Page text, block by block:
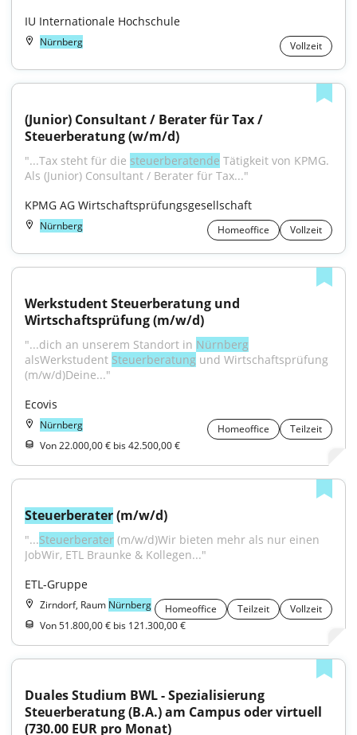
IU Internationale Hochschule
Nürnberg Vollzeit
(Junior) Consultant / Berater für Tax /
Steuerberatung (w/m/d)
"...Tax steht für die steuerberatende Tätigkeit von KPMG.
Als (Junior) Consultant / Berater für Tax..."
KPMG AG Wirtschaftsprüfungsgesellschaft
Nürnberg Homeoffice Vollzeit
Werkstudent Steuerberatung und
Wirtschaftsprüfung (m/w/d)
"...dich an unserem Standort in Nürnberg
alsWerkstudent Steuerberatung und Wirtschaftsprüfung
(m/w/d)Deine..."
Ecovis
Nürnberg Homeoffice
Teilzeit
Von 22.000,00 € bis 42.500,00 €
Steuerberater (m/w/d)
"...Steuerberater (m/w/d)Wir bieten mehr als nur einen
JobWir, ETL Braunke & Kollegen..."
ETL-Gruppe
Zirndorf, Raum Nürnberg Homeoffice Teilzeit
Vollzeit
Von 51.800,00 € bis 121.300,00 €
Duales Studium BWL - Spezialisierung
Steuerberatung (B.A.) am Campus oder virtuell
(730.00 EUR pro Monat)